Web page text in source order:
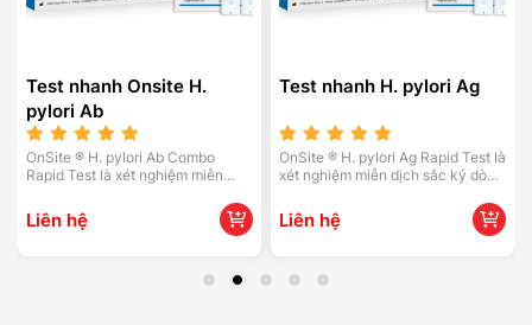
Test nhanh Onsite H.
pylori Ab
OnSite ® H. pylori Ab Combo
Rapid Test là xét nghiệm miễn
phát hiện định tính kháng thể
chống lại Helicobacter pylori (H.
người. Xét nghiệm phát hiện
Liên hệ
Test nhanh H. pylori Ag
OnSite ® H. pylori Ag Rapid Test là
xét nghiệm miễn dịch sắc ký dòng
kháng nguyên H. pylori trong mẫu
phân của người. Xét nghiệm phát
có thể được thực hiện trong vòng
Liên hệ